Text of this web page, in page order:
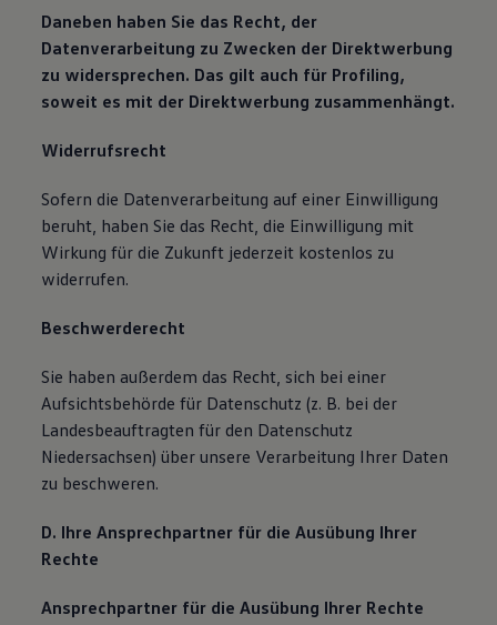
Daneben haben Sie das Recht, der
Datenverarbeitung zu Zwecken der Direktwerbung
zu widersprechen. Das gilt auch für Profiling,
soweit es mit der Direktwerbung zusammenhängt.
Widerrufsrecht
Sofern die Datenverarbeitung auf einer Einwilligung
beruht, haben Sie das Recht, die Einwilligung mit
Wirkung für die Zukunft jederzeit kostenlos zu
widerrufen.
Beschwerderecht
Sie haben außerdem das Recht, sich bei einer
Aufsichtsbehörde für Datenschutz (z. B. bei der
Landesbeauftragten für den Datenschutz
Niedersachsen) über unsere Verarbeitung Ihrer Daten
zu beschweren.
D. Ihre Ansprechpartner für die Ausübung Ihrer
Rechte
Ansprechpartner für die Ausübung Ihrer Rechte